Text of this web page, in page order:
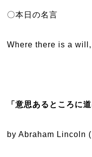
〇本日の名言
Where there is a
「意思あるところに
by Abraham Lincoln